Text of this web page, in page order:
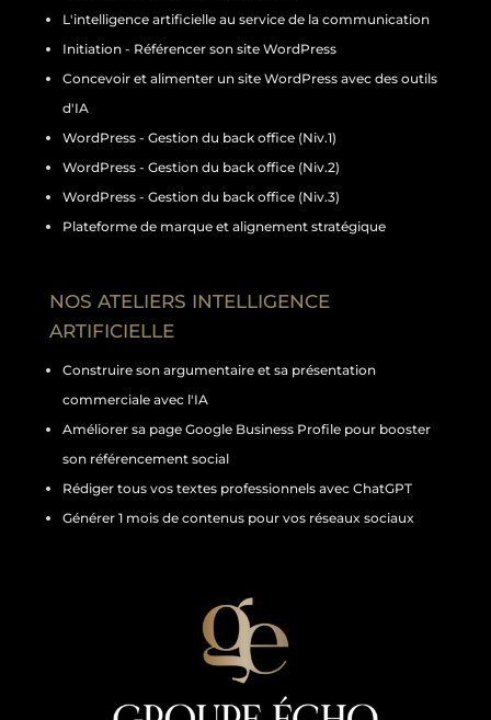
L'intelligence artificielle au service de la communication
Initiation - Référencer son site WordPress
Concevoir et alimenter un site WordPress avec des outils
d'IA
WordPress - Gestion du back office (Niv.1)
WordPress - Gestion du back office (Niv.2)
WordPress - Gestion du back office (Niv.3)
Plateforme de marque et alignement stratégique
NOS ATELIERS INTELLIGENCE
ARTIFICIELLE
Construire son argumentaire et sa présentation
commerciale avec l'IA
Améliorer sa page Google Business Profile pour booster
son référencement social
Rédiger tous vos textes professionnels avec ChatGPT
Générer 1 mois de contenus pour vos réseaux sociaux